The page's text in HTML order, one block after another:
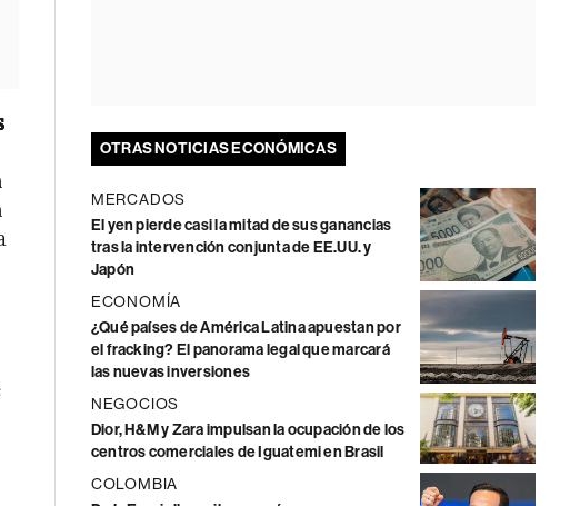
OTRAS NOTICIAS ECONÓMICAS
MERCADOS
El yen pierde casi la mitad de sus ganancias
tras la intervención conjunta de EE.UU. y
Japón
ECONOMÍA
¿Qué países de América Latina apuestan por
el fracking? El panorama legal que marcará
las nuevas inversiones
NEGOCIOS
Dior, H&M y Zara impulsan la ocupación de los
centros comerciales de Iguatemi en Brasil
COLOMBIA